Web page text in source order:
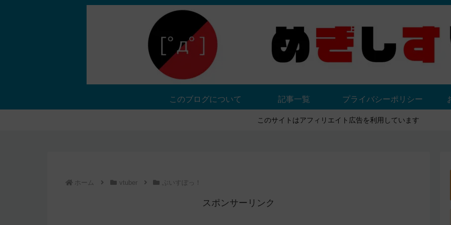
このブログについて 記事一覧 プライバシーポリシー
このサイトはアフィリエイト広告を利用しています
ホーム vtuber ぶいすぽっ！
スポンサーリンク